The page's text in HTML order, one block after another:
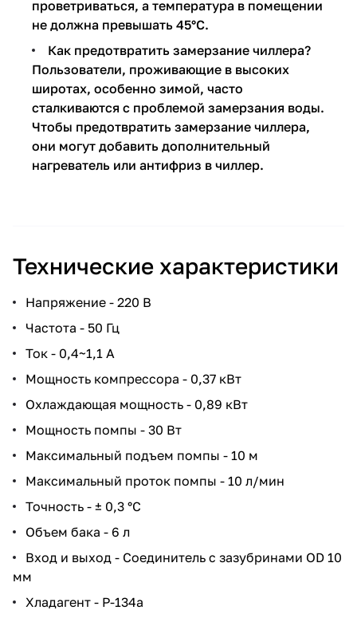
проветриваться, а температура в помещении
не должна превышать 45°С.
Как предотвратить замерзание чиллера?
Пользователи, проживающие в высоких
широтах, особенно зимой, часто
сталкиваются с проблемой замерзания воды.
Чтобы предотвратить замерзание чиллера,
они могут добавить дополнительный
нагреватель или антифриз в чиллер.
Технические характеристики
Напряжение - 220 В
Частота - 50 Гц
Ток - 0,4~1,1 А
Мощность компрессора - 0,37 кВт
Охлаждающая мощность - 0,89 кВт
Мощность помпы - 30 Вт
Максимальный подъем помпы - 10 м
Максимальный проток помпы - 10 л/мин
Точность - ± 0,3 °C
Объем бака - 6 л
Вход и выход - Соединитель с зазубринами OD 10
мм
Хладагент - P-134a